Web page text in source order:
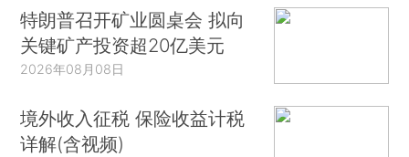
特朗普召开矿业圆桌会 拟向
关键矿产投资超20亿美元
2026年08月08日
境外收入征税 保险收益计税
详解(含视频)